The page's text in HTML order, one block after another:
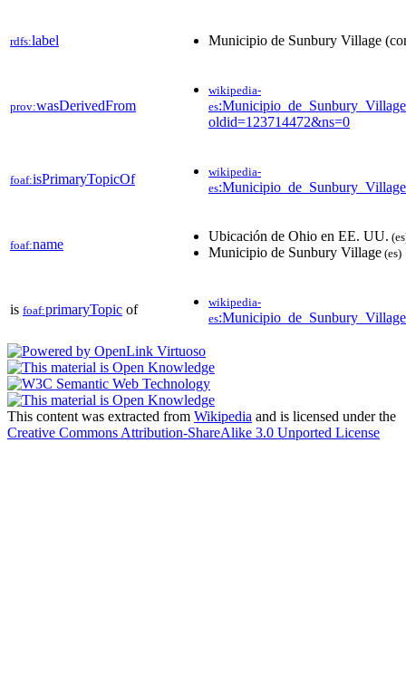
rdfs:label Municipio de Sunbury Village
prov:wasDerivedFrom
wikipedia-
es
oldid=123714472&ns=0
foaf:isPrimaryTopicOf
wikipedia-
es
foaf:name
Ubicación de Ohio en EE. UU.
Municipio de Sunbury Village (es)
is foaf:primaryTopic of
wikipedia-
es
This content was extracted from Wikipedia and is licensed under the
Creative Commons Attribution-ShareAlike 3.0 Unported License